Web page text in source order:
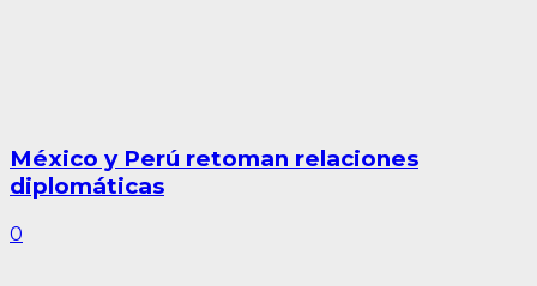
México y Perú retoman relaciones
diplomáticas
0